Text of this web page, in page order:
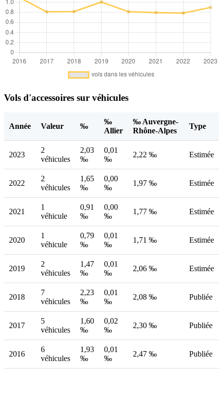
Vols d'accessoires sur véhicules
Année Valeur ‰
‰
Allier
‰ Auvergne-
Rhône-Alpes
Type
2023
2
véhicules
2,03
‰
0,01
‰
2,22 ‰ Estimée
2022
2
véhicules
1,65
‰
0,00
‰
1,97 ‰ Estimée
2021
1
véhicule
0,91
‰
0,00
‰
1,77 ‰ Estimée
2020
1
véhicule
0,79
‰
0,01
‰
1,71 ‰ Estimée
2019
2
véhicules
1,47
‰
0,01
‰
2,06 ‰ Estimée
2018
7
véhicules
2,23
‰
0,01
‰
2,08 ‰ Publiée
2017
5
véhicules
1,60
‰
0,02
‰
2,30 ‰ Publiée
2016
6
véhicules
1,93
‰
0,01
‰
2,47 ‰ Publiée